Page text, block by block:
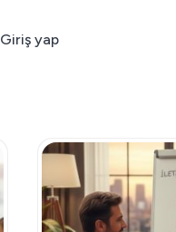
Giriş yap